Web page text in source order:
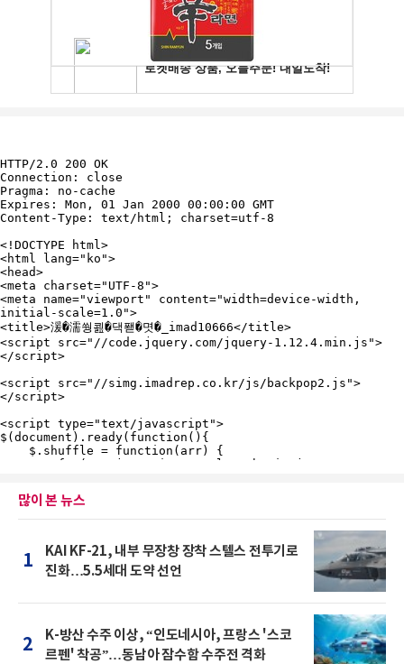
많이 본 뉴스
1
KAI KF-21, 내부 무장창 장착 스텔스 전투기로
진화…5.5세대 도약 선언
2
K-방산 수주 이상, “인도네시아, 프랑스 '스코
르펜' 착공”…동남아 잠수함 수주전 격화